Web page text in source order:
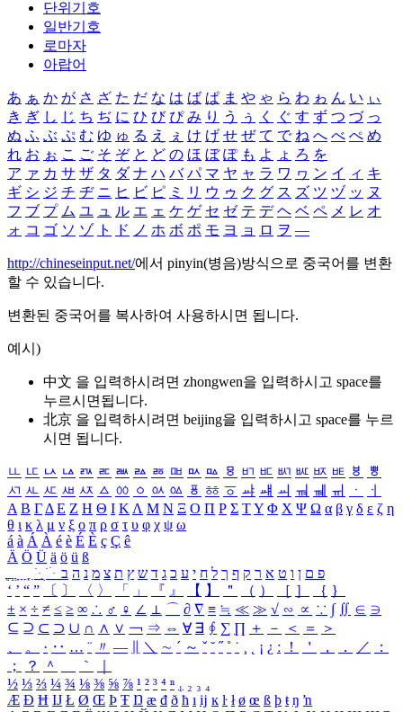
단위기호
일반기호
로마자
아랍어
あ ぁ か が さ ざ た だ な は ば ぱ ま や ゃ ら わ ゎ ん い ぃ
き ぎ し じ ち ぢ に ひ び ぴ み り う ぅ く ぐ す ず つ づ っ
ぬ ふ ぶ ぷ む ゆ ゅ る え ぇ け げ せ ぜ て で ね へ べ ぺ め
れ お ぉ こ ご そ ぞ と ど の ほ ぼ ぽ も よ ょ ろ を
ア ァ カ サ ザ タ ダ ナ ハ バ パ マ ヤ ャ ラ ワ ヮ ン イ ィ キ
ギ シ ジ チ ヂ ニ ヒ ビ ピ ミ リ ウ ゥ ク グ ス ズ ツ ヅ ッ ヌ
フ ブ プ ム ユ ュ ル エ ェ ケ ゲ セ ゼ テ デ ヘ ベ ペ メ レ オ
ォ コ ゴ ソ ゾ ト ド ノ ホ ボ ポ モ ヨ ョ ロ ヲ ―
http://chineseinput.net/에서 pinyin(병음)방식으로 중국어를 변환
할 수 있습니다.
변환된 중국어를 복사하여 사용하시면 됩니다.
예시)
中文 을 입력하시려면 zhongwen을 입력하시고 space를
누르시면됩니다.
北京 을 입력하시려면 beijing을 입력하시고 space를 누르
시면 됩니다.
ㅥ ㅦ ㅧ ㅨ ㅩ ㅪ ㅫ ㅬ ㅭ ㅮ ㅯ ㅰ ㅱ ㅲ ㅳ ㅴ ㅵ ㅶ ㅷ ㅸ
ㅹ
ㅺ ㅻ ㅼ ㅽ ㅾ ㅿ ㆀ ㆁ ㆂ ㆃ ㆄ ㆅ ㆆ ㆇ ㆈ ㆉ ㆊ ㆋ ㆌ ㆍ
ㆎ
Α Β ΓΔ Ε Ζ Η Θ Ι ΚΛ Μ Ν Ξ Ο Π Ρ Σ ΤΥ Φ Χ Ψ Ω α β γ δ ε ζ η
θ ι κ λ μ ν ξ ο π ρ σ τ υ φ χ ψ ω
á à Á À é è É È ç Ç ê
Ä Ö Ü ä ö ü ß
ִֶֹ ֻּ ׁׂ פ ם ן ו ט א ר ק ף ך ל ח י ע כ ג ד ש ץ ת צ מ נ ה ב
‘ ’ “ ” 〔 〕 〈 〉 「 」 『 』 【 】 ＂ （ ） ［ ］ ｛ ｝
± × ÷ ≠ ≤ ≥ ∞ ∴ ♂ ♀ ∠ ⊥ ⌒ ∂ ∇ ≡ ≒ ≪ ≫ √ ∽ ∝ ∵ ∫ ∬ ∈ ∋
⊆ ⊇ ⊂ ⊃ ∪ ∩ ∧ ∨ ￢ ⇒ ⇔ ∀ ∃ ∮ ∑ ∏ ＋ － ＜ ＝
＞
、
。 · ‥ … ¨ 〃 ― ＼ ∼ ´ ～ ˇ ˘ ˝ ˚ ˙ ¸ ¡ ¿ ː ！ ＇ ， ． ／
：
；
？ ＾ ｀
½ ⅓ ⅔ ¼ ¾ ⅛ ⅜ ⅝ ⅞ ¹ ² ³ ⁴ ⁿ ₁ ₂ ₃ ₄
Æ Ð Ħ Ĳ Ł Ø Œ Þ Ŧ Ŋ æ đ ð ħ ı ĳ ĸ ŀ ł ø œ ß þ ŧ ŋ ŉ